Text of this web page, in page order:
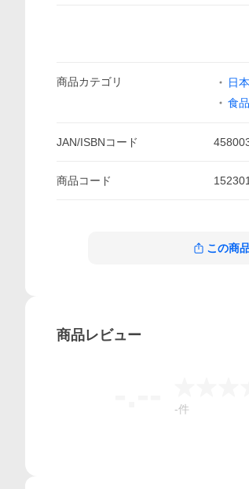
商品カテゴリ 日
食品
JAN/ISBNコード
商品コード
この商
商品レビュー
-件